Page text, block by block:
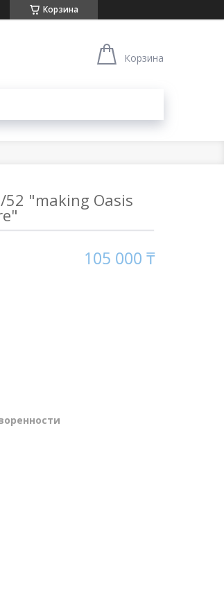
Корзина
Корзина
52 "making Оasis
105 000 ₸